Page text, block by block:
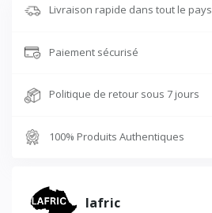
Livraison rapide dans tout le pays
Paiement sécurisé
Politique de retour sous 7 jours
100% Produits Authentiques
lafric